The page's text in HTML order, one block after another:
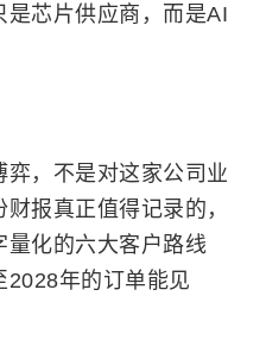
芯片供应商，而是AI
，不是对这家公司业
财报真正值得记录的，
量化的六大客户路线
2028年的订单能见